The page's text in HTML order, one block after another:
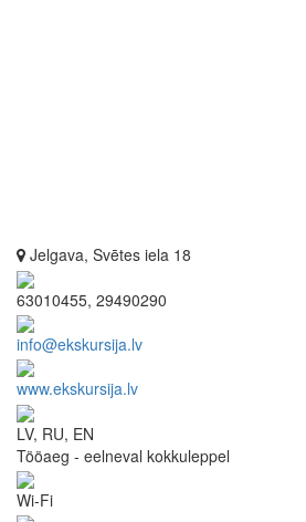
Jelgava, Svētes iela 18
63010455, 29490290
info@ekskursija.lv
www.ekskursija.lv
LV, RU, EN
Tööaeg - eelneval kokkuleppel
Wi-Fi